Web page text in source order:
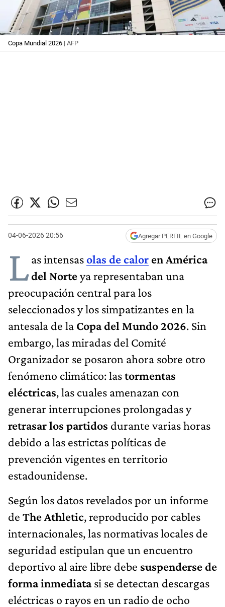
Copa Mundial 2026 | AFP
04-06-2026 20:56 Agregar PERFIL en Google
Las intensasolas de calor en América
del Norteya representaban una
preocupación central para los
seleccionados y los simpatizantes en la
antesala de la Copa del Mundo 2026. Sin
embargo, las miradas del Comité
Organizador se posaron ahora sobre otro
fenómeno climático: lastormentas
eléctricas, las cuales amenazan con
generar interrupciones prolongadas y
retrasar los partidos durante varias horas
debido a las estrictas políticas de
prevención vigentes en territorio
estadounidense.
Según los datos revelados por un informe
de The Athletic, reproducido por cables
internacionales, las normativas locales de
seguridad estipulan que un encuentro
deportivo al aire libre debe suspenderse de
forma inmediatasi se detectan descargas
eléctricas o rayos en un radio de ocho